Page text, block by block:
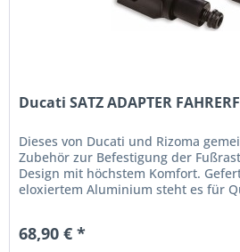
Ducati SATZ ADAPTER
Dieses von Ducati und Rizoma
Zubehör zur Befestigung der
Design mit höchstem Komfort.
eloxiertem Aluminium steht es für
68,90 € *